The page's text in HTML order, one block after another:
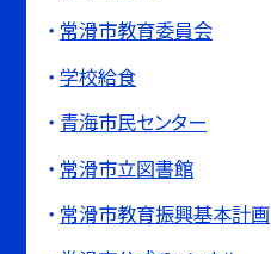
常滑市教育委員会
学校給食
青海市民センター
常滑市立図書館
常滑市教育振興基本計画